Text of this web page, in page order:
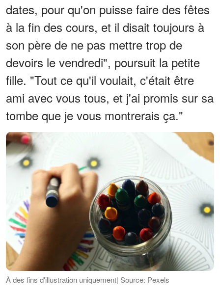
dates, pour qu'on puisse faire des fêtes
à la fin des cours, et il disait toujours à
son père de ne pas mettre trop de
devoirs le vendredi", poursuit la petite
fille. "Tout ce qu'il voulait, c'était être
ami avec vous tous, et j'ai promis sur sa
tombe que je vous montrerais ça."
À des fins d'illustration uniquement| Source: Pexels